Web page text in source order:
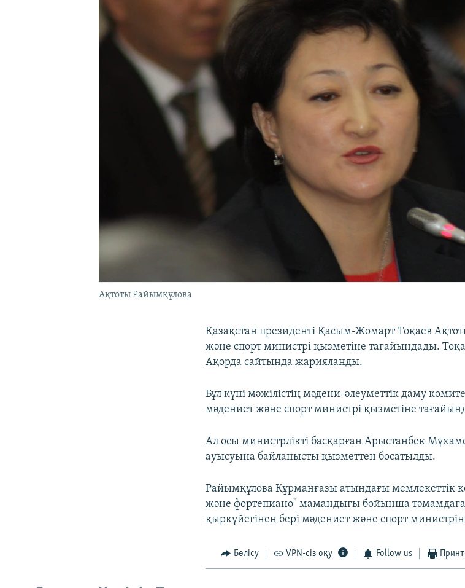
Ақтоты Райымқұлова
Қазақстан президенті Қасым-Жомарт Тоқаев
және спорт министрі қызметіне тағайындады.
Ақорда сайтында жарияланды.
Бұл күні мәжілістің мәдени-әлеуметтік даму
мәдениет және спорт министрі қызметіне
Ал осы министрлікті басқарған Арыстанбек
ауысуына байланысты қызметтен босатылды.
Райымқұлова Құрманғазы атындағы мемлекеттік
және фортепиано" мамандығы бойынша
қыркүйегінен бері мәдениет және спорт
Бөлісу VPN-сіз оқу Follow us